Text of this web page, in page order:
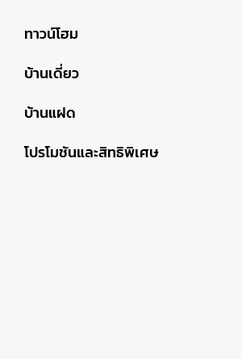
ทาวน์โฮม
บ้านเดี่ยว
บ้านแฝด
โปรโมชันและสิทธิพิเศษ